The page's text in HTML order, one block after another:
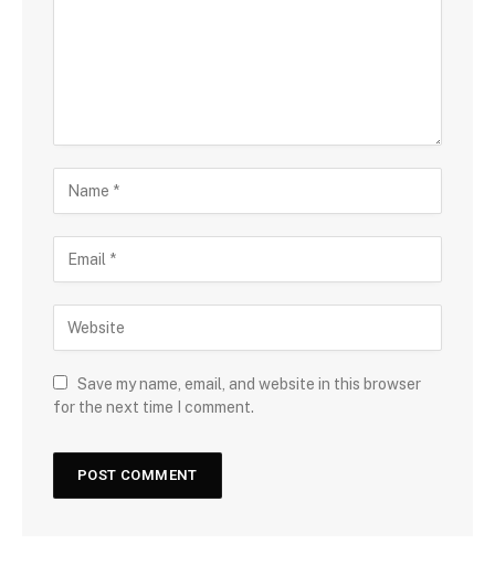
Save my name, email, and website in this browser
for the next time I comment.